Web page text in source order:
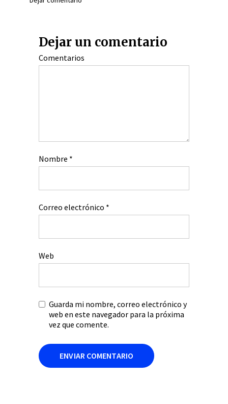
Dejar un comentario
Comentarios
Nombre *
Correo electrónico *
Web
Guarda mi nombre, correo electrónico y
web en este navegador para la próxima
vez que comente.